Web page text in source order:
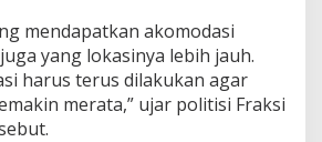
a
r
a
B
i
n
mendapatkan akomodasi
yang lokasinya lebih jauh.
harus terus dilakukan agar
merata,” ujar politisi Fraksi